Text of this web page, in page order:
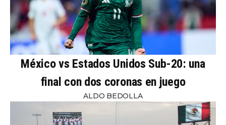
México vs Estados Unidos Sub-20: una
final con dos coronas en juego
ALDO BEDOLLA